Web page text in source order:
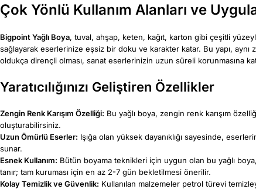
Çok Yönlü Kullanım Alanları ve
Bigpoint Yağlı Boya, tuval, ahşap, keten, kağıt, karton gibi çeşitli
sağlayarak eserlerinize eşsiz bir doku ve karakter katar. Bu yapı, aynı
oldukça dirençli olması, sanat eserlerinizin uzun süreli korunmasına
Yaratıcılığınızı Geliştiren Özellikler
Zengin Renk Karışım Özelliği: Bu yağlı boya, zengin renk karışım
oluşturabilirsiniz.
Uzun Ömürlü Eserler: Işığa olan yüksek dayanıklığı sayesinde,
sunar.
Esnek Kullanım: Bütün boyama teknikleri için uygun olan bu yağlı
tanır; tam kuruması için en az 2-7 gün bekletilmesi önerilir.
Kolay Temizlik ve Güvenlik: Kullanılan malzemeler petrol türevi